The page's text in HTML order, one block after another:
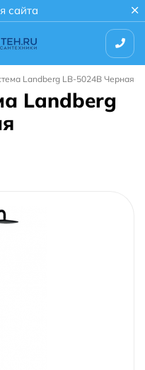
сайта
Landberg LB-5024B Черная
Landberg